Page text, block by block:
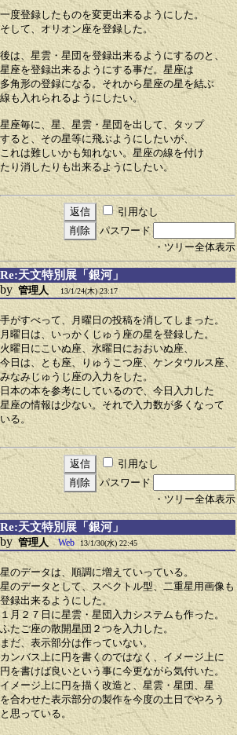
一度登録したものを変更出来るようにした。
そして、オリオン座を登録した。
後は、星雲・星団を登録出来るようにするのと、
星座を登録出来るようにする事だ。星座は
多角形の登録になる。それから星座の星を結ぶ
線も入れられるようにしたい。
星座毎に、星、星雲・星団を出して、タップ
すると、その星等に飛ぶようにしたいが、
これは難しいかも知れない。星座の線を付け
たり消したりも出来るようにしたい。
引用なし
パスワード
・ツリー全体表示
Re:天文特別展「銀河」
by 管理人 13/1/24(木) 23:17
手がすべって、月曜日の投稿を消してしまった。
月曜日は、いっかくじゅう座の星を登録した。
火曜日にこいぬ座、水曜日におおいぬ座、
今日は、とも座、りゅうこつ座、ケンタウルス座、
みなみじゅうじ座の入力をした。
日本の本を参考にしているので、今日入力した
星座の情報は少ない。それで入力数が多くなって
いる。
引用なし
パスワード
・ツリー全体表示
Re:天文特別展「銀河」
by 管理人 Web 13/1/30(水) 22:45
星のデータは、順調に増えていっている。
星のデータとして、スペクトル型、二重星用画像も
登録出来るようにした。
１月２７日に星雲・星団入力システムも作った。
ふたご座の散開星団２つを入力した。
まだ、表示部分は作っていない。
カンバス上に円を書くのではなく、イメージ上に
円を書けば良いという事に今更ながら気付いた。
イメージ上に円を描く改造と、星雲・星団、星
を合わせた表示部分の製作を今度の土日でやろう
と思っている。